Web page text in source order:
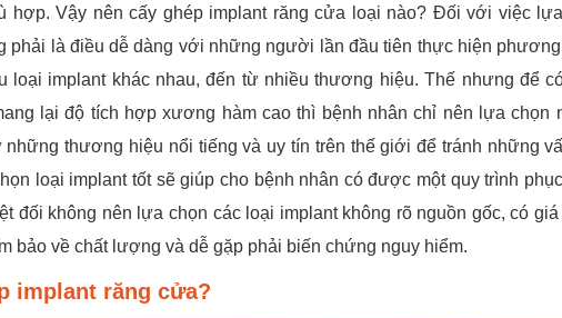
hợp. Vậy nên cấy ghép implant răng cửa loại nào? Đối với việc
phải là điều dễ dàng với những người lần đầu tiên thực hiện phương
loại implant khác nhau, đến từ nhiều thương hiệu. Thế nhưng để
lại độ tích hợp xương hàm cao thì bệnh nhân chỉ nên lựa chọn
thương hiệu nổi tiếng và uy tín trên thế giới để tránh những
loại implant tốt sẽ giúp cho bệnh nhân có được một quy trình
đối không nên lựa chọn các loại implant không rõ nguồn gốc, có giá
bảo về chất lượng và dễ gặp phải biến chứng nguy hiểm.
implant răng cửa?